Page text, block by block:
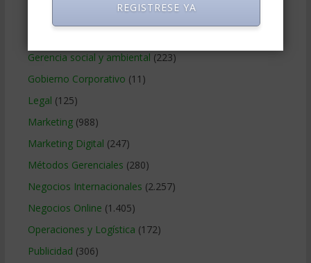
Estrategia Empresarial(304)
Gerencia social y ambiental (223)
Gobierno Corporativo (11)
Legal (125)
Marketing(988)
Marketing Digital (247)
Métodos Gerenciales (280)
Negocios Internacionales (2.257)
Negocios Online (1.405)
Operaciones y Logística (172)
Publicidad (306)
REGISTRESE YA